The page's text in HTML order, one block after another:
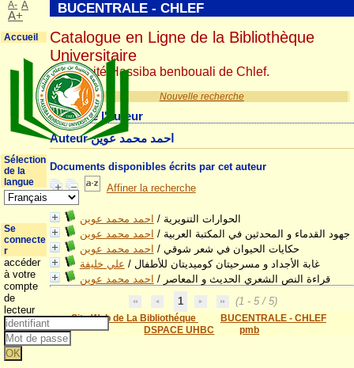
Nouvelle recherche
Détail de l'auteur
Auteur احمد محمد عوين
Documents disponibles écrits par cet auteur
Affiner la recherche
الحوارات التنويرية / احمد محمد عوين
جهود القدماء و المحدثين في المكتبة العربية / احمد محمد عوين
حكايات الحيوان في شعر شوقي / احمد محمد عوين
غابة الأجداد و مسرحيتان كوميديتان للأطفال / علي خليفة
قراءة النص الشعري الحديث و المعاصر / احمد محمد عوين
1
(1 - 5 / 5)
Site Web de La Bibliothéque
BUCENTRALE - CHLEF
DSPACE UHBC
pmb
BUCENTRALE - CHLEF
Catalogue en Ligne de la Bibliothèque
Universitaire
Université Hassiba benbouali de Chlef.
A- A
A+
Accueil
Sélection
de la
langue
Se
connecte
r
accéder
à votre
compte
de
lecteur